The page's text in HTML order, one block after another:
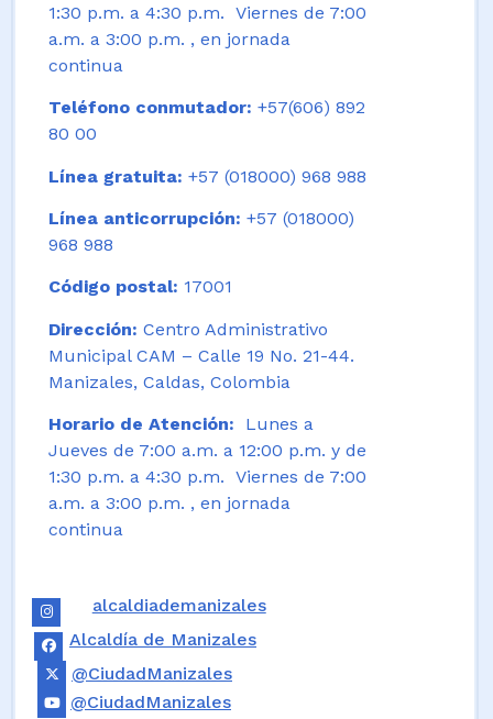
1:30 p.m. a 4:30 p.m. Viernes de 7:00
a.m. a 3:00 p.m. , en jornada
continua
Teléfono conmutador: +57(606) 892
80 00
Línea gratuita: +57 (018000) 968 988
Línea anticorrupción: +57 (018000)
968 988
Código postal: 17001
Dirección: Centro Administrativo
Municipal CAM – Calle 19 No. 21-44.
Manizales, Caldas, Colombia
Horario de Atención: Lunes a
Jueves de 7:00 a.m. a 12:00 p.m. y de
1:30 p.m. a 4:30 p.m. Viernes de 7:00
a.m. a 3:00 p.m. , en jornada
continua
alcaldiademanizales
Alcaldía de Manizales
@CiudadManizales
@CiudadManizales